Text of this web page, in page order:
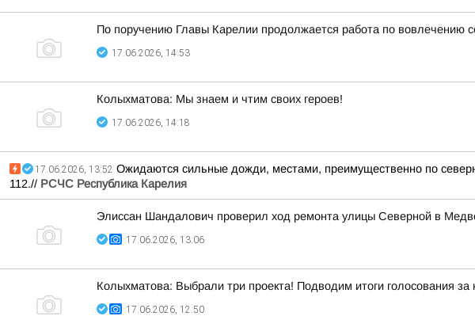
По поручению Главы Карелии продолжается работа по вовлечению
17.06.2026, 14:53
Колыхматова: Мы знаем и чтим своих героев!
17.06.2026, 14:18
17.06.2026, 13:52 Ожидаются сильные дожди, местами, преимущественно по
112.// РСЧС Республика Карелия
Элиссан Шандалович проверил ход ремонта улицы Северной в
17.06.2026, 13:06
Колыхматова: Выбрали три проекта! Подводим итоги голосования за
17.06.2026, 12:50